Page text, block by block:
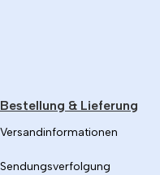
Bestellung & Lieferung
Versandinformationen
Sendungsverfolgung